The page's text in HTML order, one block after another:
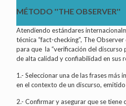
MÉTODO ''THE OBSERVER''
Atendiendo estándares
técnica “fact-checking”, The
para que la “verificación del discurso
de alta calidad y confiabilidad en sus
1.- Seleccionar una de las frases más
en el contexto de un discurso,
2.- Confirmar y asegurar que se tiene